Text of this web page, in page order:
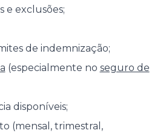
e exclusões;
de indemnização;
(especialmente no seguro de
disponíveis;
(mensal, trimestral,